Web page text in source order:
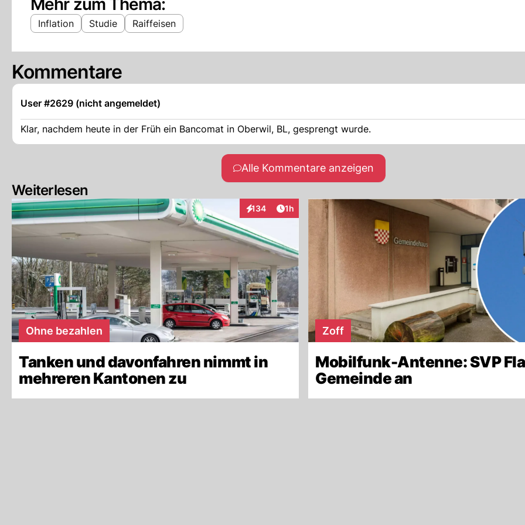
Mehr zum Thema:
Inflation Studie Raiffeisen
Kommentare
User #2629 (nicht angemeldet)
Klar, nachdem heute in der Früh ein Bancomat in Oberwil, BL, gesprengt wurde.
Alle Kommentare anzeigen
Weiterlesen
134
InteraktionenArtikel veröffentlicht:
1h
Ohne bezahlen
Tanken und davonfahren nimmt in
mehreren Kantonen zu
Zoff
Mobilfunk-Antenne: SVP
Gemeinde an